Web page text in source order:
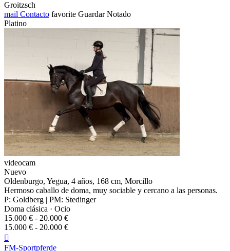
Groitzsch
mail Contacto favorite Guardar Notado
Platino
videocam
Nuevo
Oldenburgo, Yegua, 4 años, 168 cm, Morcillo
Hermoso caballo de doma, muy sociable y cercano a las personas.
P: Goldberg | PM: Stedinger
Doma clásica · Ocio
15.000 € - 20.000 €
15.000 € - 20.000 €

FM-Sportpferde